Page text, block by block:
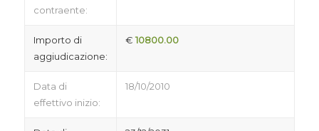
contraente:
Importo di
aggiudicazione:
€ 10800.00
Data di
effettivo inizio:
18/10/2010